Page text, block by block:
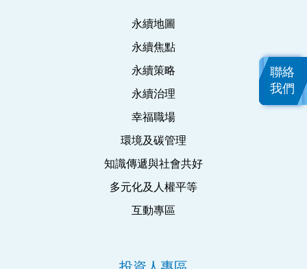
永續地圖
永續焦點
永續策略
永續治理
幸福職場
環境及碳管理
知識傳遞與社會共好
多元化及人權平等
互動專區
聯絡
我們